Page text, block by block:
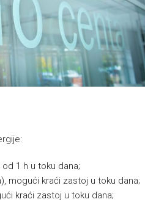
1 h u toku dana;
mogući kraći zastoj u toku dana;
kraći zastoj u toku dana;